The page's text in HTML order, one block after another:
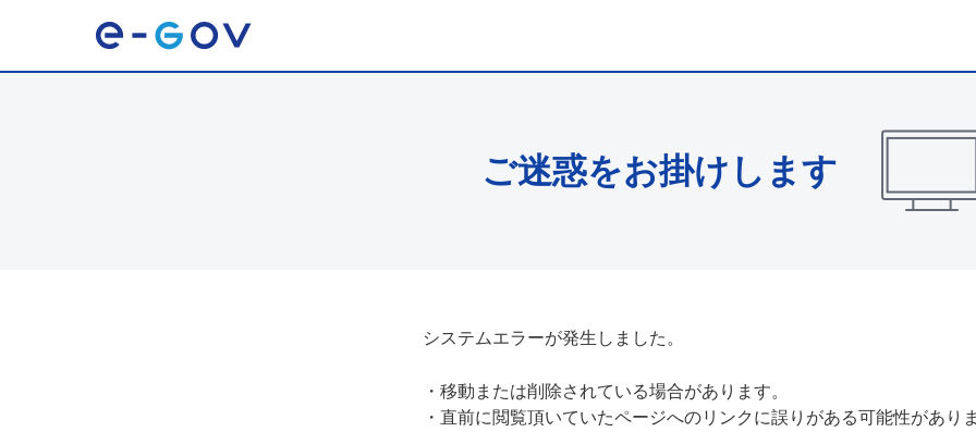
ご迷惑をお掛けします
システムエラーが発生しました。
・ 移動または削除されている場合があります。
・ 直前に閲覧頂いていたページへのリンクに誤りがある可能性があり